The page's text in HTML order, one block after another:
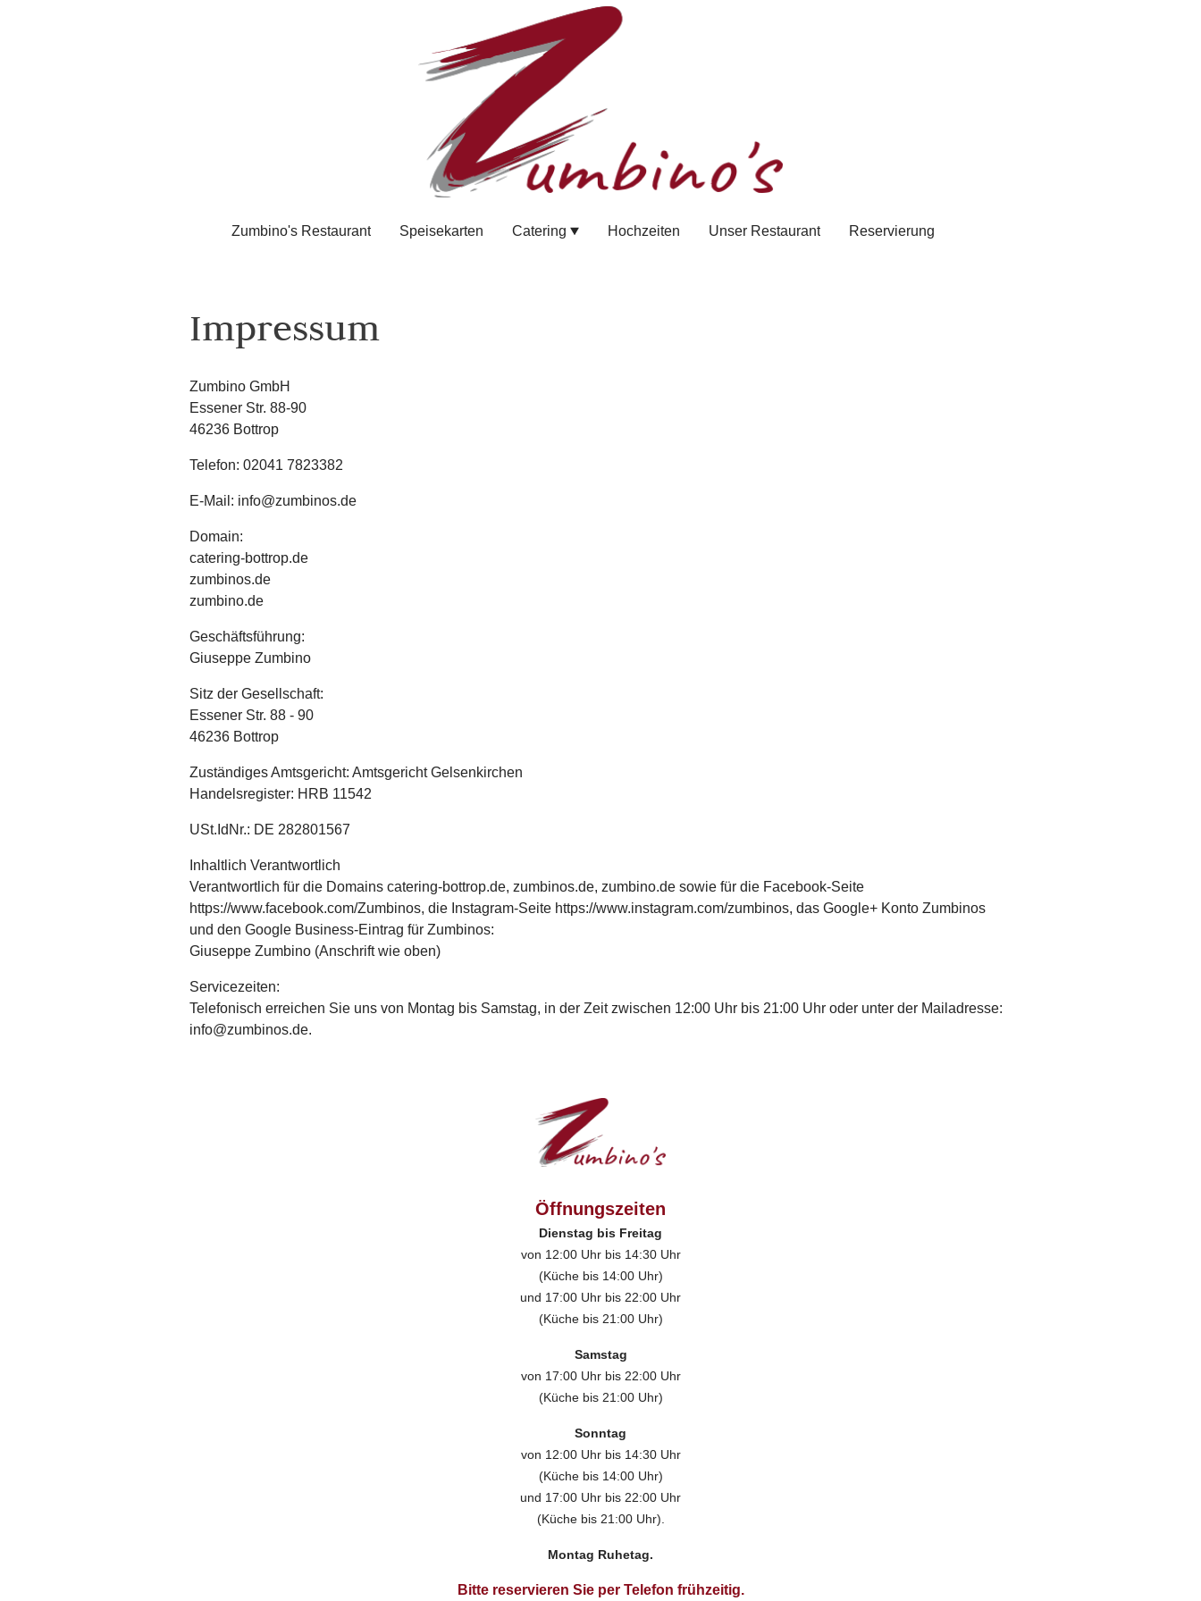
Zumbino's Restaurant Speisekarten Catering Hochzeiten Unser Restaurant Reservierung
Impressum
Zumbino GmbH
Essener Str. 88-90
46236 Bottrop
Telefon: 02041 7823382
E-Mail: info@zumbinos.de
Domain:
catering-bottrop.de
zumbinos.de
zumbino.de
Geschäftsführung:
Giuseppe Zumbino
Sitz der Gesellschaft:
Essener Str. 88 - 90
46236 Bottrop
Zuständiges Amtsgericht: Amtsgericht Gelsenkirchen
Handelsregister: HRB 11542
USt.IdNr.: DE 282801567
Inhaltlich Verantwortlich
Verantwortlich für die Domains catering-bottrop.de, zumbinos.de, zumbino.de sowie für die Facebook-Seite
https://www.facebook.com/Zumbinos, die Instagram-Seite https://www.instagram.com/zumbinos, das Google+ Konto Zumbinos
und den Google Business-Eintrag für Zumbinos:
Giuseppe Zumbino (Anschrift wie oben)
Servicezeiten:
Telefonisch erreichen Sie uns von Montag bis Samstag, in der Zeit zwischen 12:00 Uhr bis 21:00 Uhr oder unter der Mailadresse:
info@zumbinos.de.
Öffnungszeiten
Dienstag bis Freitag
von 12:00 Uhr bis 14:30 Uhr
(Küche bis 14:00 Uhr)
und 17:00 Uhr bis 22:00 Uhr
(Küche bis 21:00 Uhr)
Samstag
von 17:00 Uhr bis 22:00 Uhr
(Küche bis 21:00 Uhr)
Sonntag
von 12:00 Uhr bis 14:30 Uhr
(Küche bis 14:00 Uhr)
und 17:00 Uhr bis 22:00 Uhr
(Küche bis 21:00 Uhr).
Montag Ruhetag.
Bitte reservieren Sie per Telefon frühzeitig.